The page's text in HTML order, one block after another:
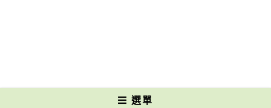
選單